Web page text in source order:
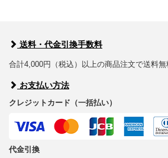
送料・代金引換手数料
合計4,000円（税込）以上の商品注文で送料無
お支払い方法
クレジットカード（一括払い）
代金引換